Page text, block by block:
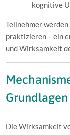
kognitive
Teilnehmer
praktizieren – ein
und Wirksamkeit
Grundlagen
Die Wirksamkeit